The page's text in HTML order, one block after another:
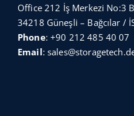
Office 212 İş Merkezi No:3
34218 Güneşli – Bağcılar /
Phone:+90 212 485 40 07
Email: